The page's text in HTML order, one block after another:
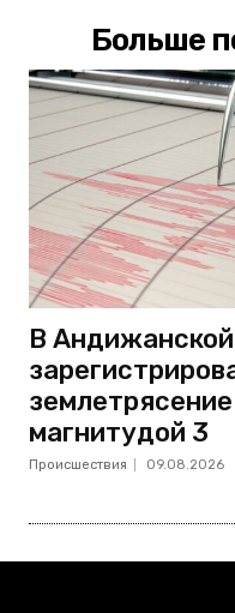
Больше
В
землетрясение
магнитудой 3
Происшествия 09.08.2026